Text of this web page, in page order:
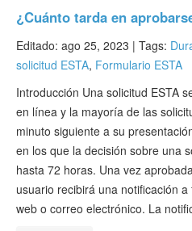
¿Cuánto tarda en
Editado: ago 25, 2023 | Tags:
solicitud ESTA, Formulario ESTA
Introducción Una solicitud ESTA
en línea y la mayoría de las
minuto siguiente a su
en los que la decisión sobre una
hasta 72 horas. Una vez
usuario recibirá una notificación
web o correo electrónico. La